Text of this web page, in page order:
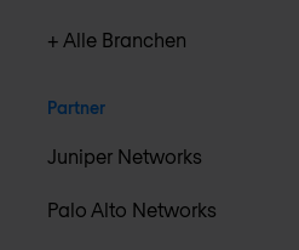
+ Alle Branchen
Partner
Juniper Networks
Palo Alto Networks